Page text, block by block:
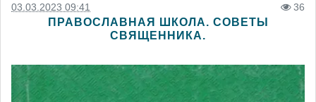
03.03.2023 09:41 36
ПРАВОСЛАВНАЯ ШКОЛА. СОВЕТЫ
СВЯЩЕННИКА.